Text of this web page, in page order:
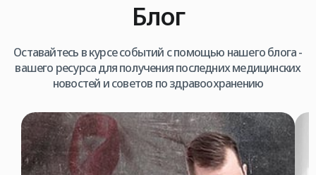
Блог
Оставайтесь в курсе событий с помощью нашего блога -
вашего ресурса для получения последних медицинских
новостей и советов по здравоохранению